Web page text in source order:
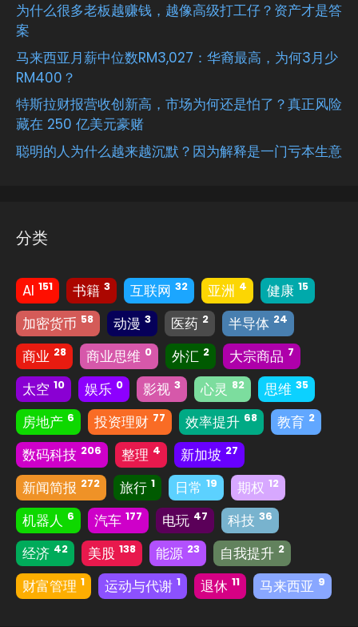
为什么很多老板越赚钱，越像高级打工仔？资产才是答
案
马来西亚月薪中位数RM3,027：华裔最高，为何3月少
RM400？
特斯拉财报营收创新高，市场为何还是怕了？真正风险
藏在 250 亿美元豪赌
聪明的人为什么越来越沉默？因为解释是一门亏本生意
分类
AI 151 书籍 3 互联网 32 亚洲 4 健康 15
加密货币 58 动漫 3 医药 2 半导体 24
商业 28 商业思维 0 外汇 2 大宗商品 7
太空 10 娱乐 0 影视 3 心灵 82 思维 35
房地产 6 投资理财 77 效率提升 68 教育 2
数码科技 206 整理 4 新加坡 27
新闻简报 272 旅行 1 日常 19 期权 12
机器人 6 汽车 177 电玩 47 科技 36
经济 42 美股 138 能源 23 自我提升 2
财富管理 1 运动与代谢 1 退休 11 马来西亚 9